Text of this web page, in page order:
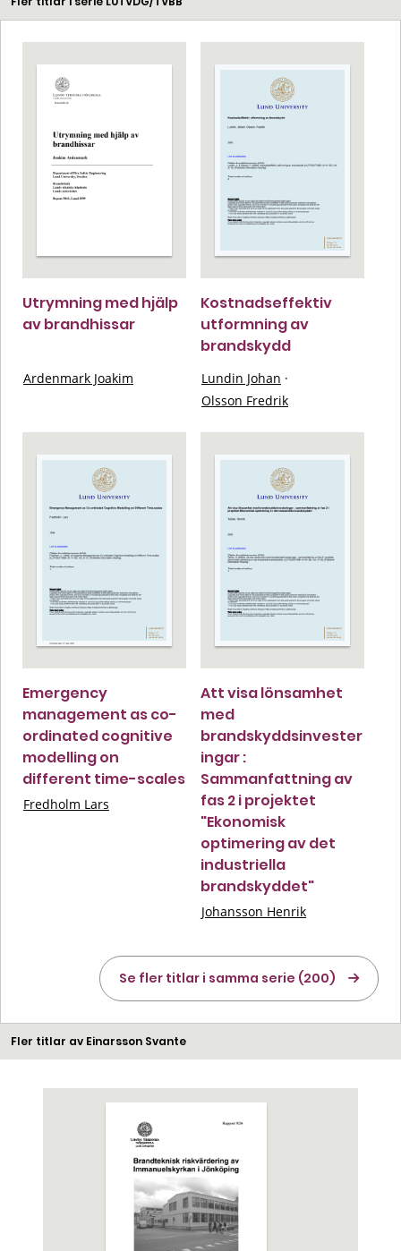
Utrymning med hjälp
av brandhissar
Ardenmark Joakim
Kostnadseffektiv
utformning av
brandskydd
Lundin Johan ·
Olsson Fredrik
Emergency
management as co-
ordinated cognitive
modelling on
different time-scales
Fredholm Lars
Att visa lönsamhet
med
brandskyddsinvester
ingar :
Sammanfattning av
fas 2 i projektet
"Ekonomisk
optimering av det
industriella
brandskyddet"
Johansson Henrik
Se fler titlar i samma serie (200)
Fler titlar av Einarsson Svante